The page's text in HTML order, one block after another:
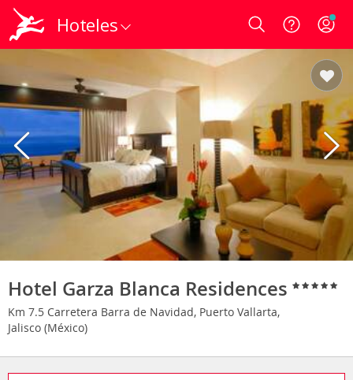
Hoteles Login
Hotel Garza Blanca Residences
Km 7.5 Carretera Barra de Navidad, Puerto Vallarta,
Jalisco (México)